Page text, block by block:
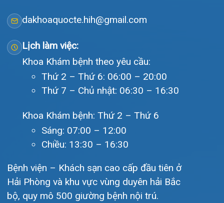
Lịch khám
Văn bản pháp quy
© Bệnh viện đa khoa Quốc tế Hải Phòng - HIH. All rights